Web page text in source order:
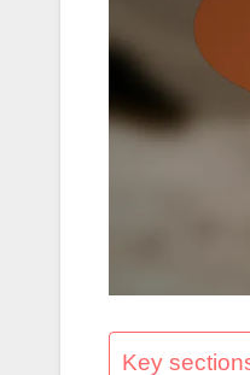
Key